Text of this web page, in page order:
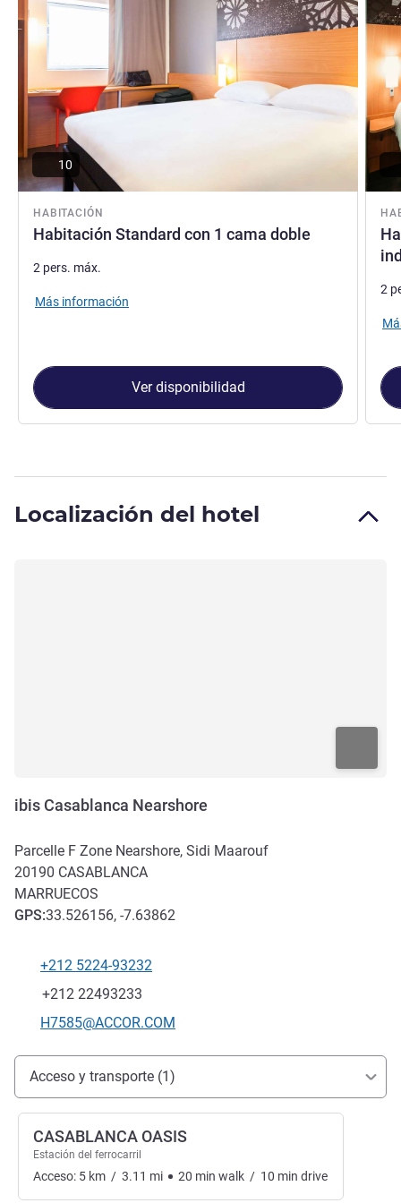
HABITACIÓN
Habitación Standard con 1 cama doble
10
2 pers. máx.
Más información
Ver disponibilidad
2
Localización del hotel
ibis Casablanca Nearshore
Parcelle F Zone Nearshore, Sidi Maarouf
20190 CASABLANCA
MARRUECOS
GPS:33.526156, -7.63862
Teléfono
+212 5224-93232
Fax
+212 22493233
Correo electrónico de contacto
H7585@ACCOR.COM
Acceso y transporte
Acceso y transporte (1)
CASABLANCA OASIS
Estación del ferrocarril
Acceso: 5 km / 3.11 mi 20 min walk / 10 min drive